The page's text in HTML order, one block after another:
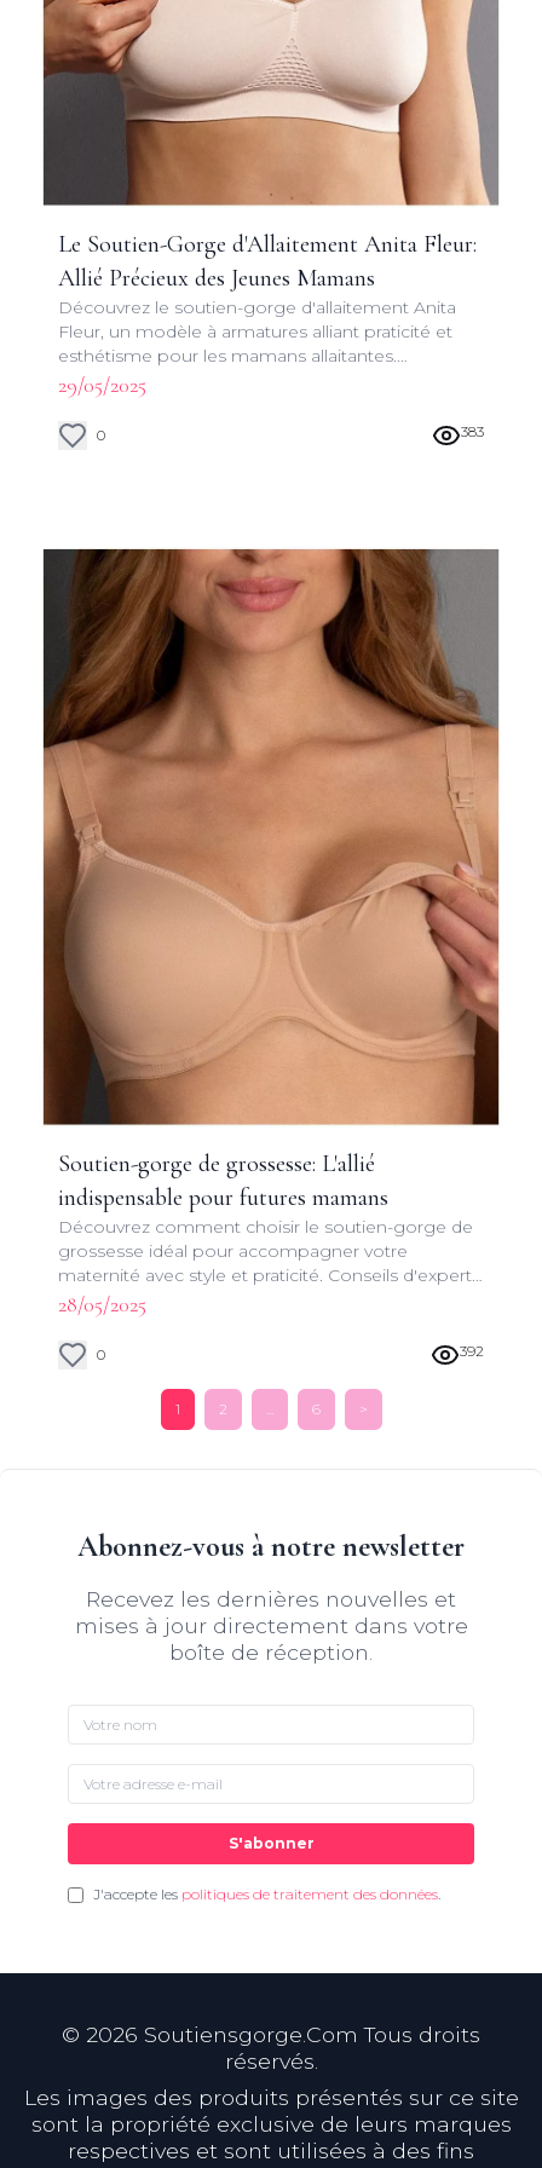
Le Soutien-Gorge d'Allaitement Anita Fleur:
Allié Précieux des Jeunes Mamans
Découvrez le soutien-gorge d'allaitement Anita
Fleur, un modèle à armatures alliant praticité et
esthétisme pour les mamans allaitantes.
Fonctionnalités innovantes et design raffiné pour
une expérience d'allaitement optimale.
29/05/2025
0 383
Soutien-gorge de grossesse: L'allié
indispensable pour futures mamans
Découvrez comment choisir le soutien-gorge de
grossesse idéal pour accompagner votre
maternité avec style et praticité. Conseils d'experts
et astuces pour un bien-être optimal.
28/05/2025
0 392
1 2 ... 6 >
Abonnez-vous à notre newsletter
Recevez les dernières nouvelles et
mises à jour directement dans votre
boîte de réception.
S'abonner
J'accepte les politiques de traitement des données.
© 2026 Soutiensgorge.Com Tous droits
réservés.
Les images des produits présentés sur ce site
sont la propriété exclusive de leurs marques
respectives et sont utilisées à des fins